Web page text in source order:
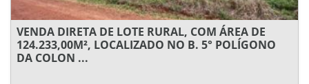
VENDA DIRETA DE LOTE RURAL, COM ÁREA DE
124.233,00M², LOCALIZADO NO B. 5° POLÍGONO
DA COLON ...